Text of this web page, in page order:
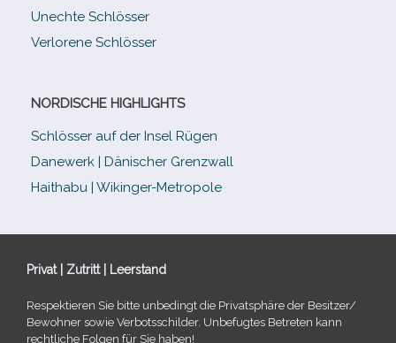
Unechte Schlösser
Verlorene Schlösser
NORDISCHE HIGHLIGHTS
Schlösser auf der Insel Rügen
Danewerk | Dänischer Grenzwall
Haithabu | Wikinger-Metropole
Privat | Zutritt | Leerstand
Respektieren Sie bitte unbe­dingt die Privatsphäre der Besitzer/​
Bewohner sowie Verbotsschilder. Unbefugtes Betreten kann
recht­li­che Folgen für Sie haben!